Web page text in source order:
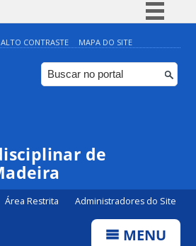
Simplifique!
Comunica BR
Participe
Canais
ALTO CONTRASTE MAPA DO SITE
de
Área Restrita Administradores do Site
MENU